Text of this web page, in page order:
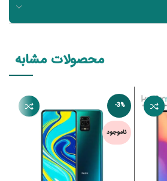
محصولات مشابه
-3%
ناموجود